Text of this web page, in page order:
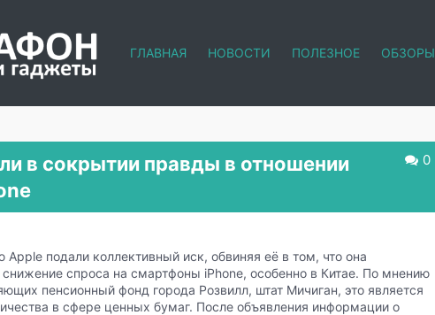
ГЛАВНАЯ НОВОСТИ ПОЛЕЗНОЕ ОБЗОРЫ
0
в сокрытии правды в отношении
подали коллективный иск, обвиняя её в том, что она
спроса на смартфоны iPhone, особенно в Китае. По мнению
пенсионный фонд города Розвилл, штат Мичиган, это является
в сфере ценных бумаг. После объявления информации о